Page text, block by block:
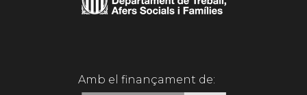
Amb el finançament de: